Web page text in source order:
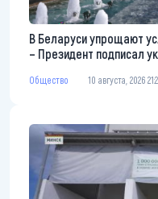
В Беларуси упрощают
– Президент подписал
Общество 10 августа, 2026